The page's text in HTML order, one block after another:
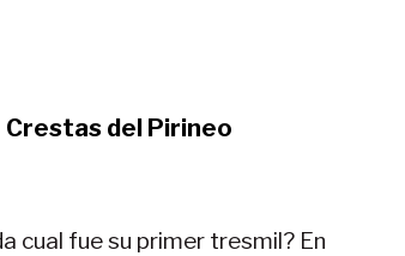
Crestas del Pirineo
cual fue su primer tresmil? En